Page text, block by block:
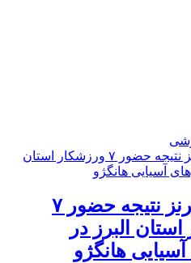
۲ مدال برنز نتیجه حضور ۷
البرز در
هانگژو